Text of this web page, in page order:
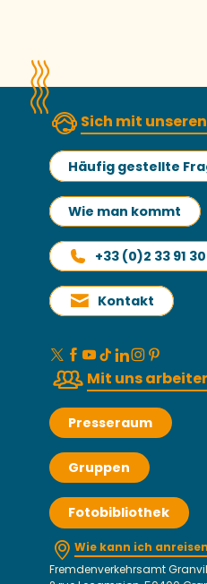
Sich mit
Häufig gestellte
Wie man kommt
+33 (0)2 33 91
Kontakt
Mit uns
Presseraum
Gruppen
Fotobibliothek
Wie kann ich
Fremdenverkehrsamt